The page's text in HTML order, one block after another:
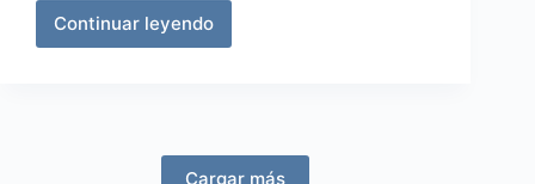
Continuar leyendo
Castigo
Cargar más